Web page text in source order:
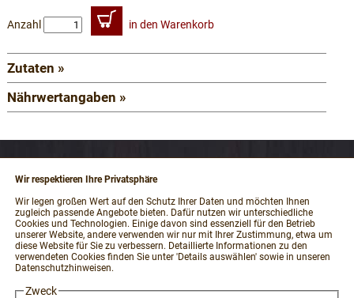
Wir respektieren Ihre Privatsphäre
Wir legen großen Wert auf den Schutz Ihrer Daten und möchten Ihnen
zugleich passende Angebote bieten. Dafür nutzen wir unterschiedliche
Cookies und Technologien. Einige davon sind essenziell für den Betrieb
unserer Website, andere verwenden wir nur mit Ihrer Zustimmung, etwa um
diese Website für Sie zu verbessern. Detaillierte Informationen zu den
verwendeten Cookies finden Sie unter 'Details auswählen' sowie in unseren
Datenschutzhinweisen.
Zweck
Anzahl in den Warenkorb
Zutaten »
Nährwertangaben »
RECHTLICHES
Impressum
AGB und Kundeninformationen
Datenschutzerklärung
Widerrufsbelehrung / Muster-Widerrufsformular